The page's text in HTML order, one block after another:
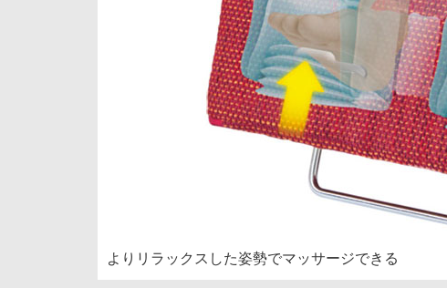
よりリラックスした姿勢でマッサージできる